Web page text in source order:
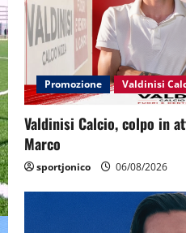
Promozione Valdinisi
Valdinisi Calcio, colpo in
Marco
sportjonico 06/08/2026